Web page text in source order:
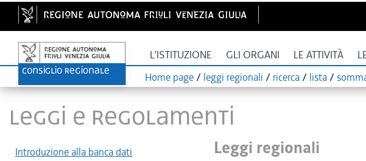
L'ISTITUZIONE GLI ORGANI LE ATTIVITÀ
Home page / leggi regionali / ricerca / lista /
LEGGI E REGOLAMENTI
Introduzione alla banca dati Leggi regionali